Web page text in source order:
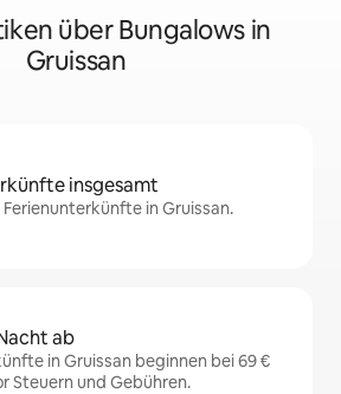
über Bungalows in
Gruissan
insgesamt
in Gruissan.
ab
in Gruissan beginnen bei 69 €
Steuern und Gebühren.